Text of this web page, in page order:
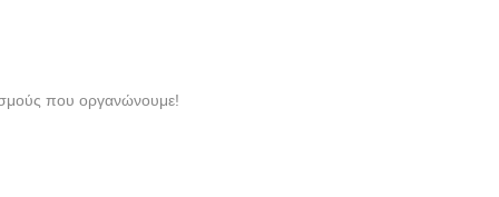
που οργανώνουμε!